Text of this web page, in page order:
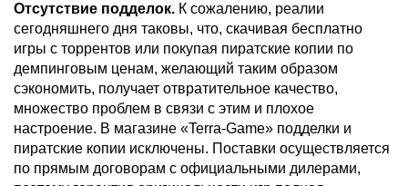
Отсутствие подделок. К сожалению, реалии
сегодняшнего дня таковы, что, скачивая бесплатно
игры с торрентов или покупая пиратские копии по
демпинговым ценам, желающий таким образом
сэкономить, получает отвратительное качество,
множество проблем в связи с этим и плохое
настроение. В магазине «Terra-Game» подделки и
пиратские копии исключены. Поставки осуществляется
по прямым договорам с официальными дилерами,